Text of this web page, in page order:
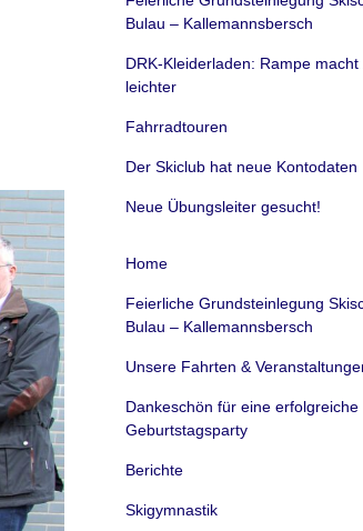
Bulau – Kallemannsbersch
DRK-Kleiderladen: Rampe macht
leichter
Fahrradtouren
Der Skiclub hat neue Kontodaten
Neue Übungsleiter gesucht!
Home
Feierliche Grundsteinlegung
Bulau – Kallemannsbersch
Unsere Fahrten &
Dankeschön für eine erfolgreiche
Geburtstagsparty
Berichte
Skigymnastik